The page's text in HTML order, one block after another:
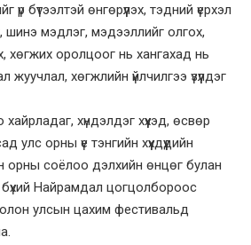
үр бүтээлтэй өнгөрүүлэх, тэдний үерхэл
шинэ мэдлэг, мэдээллийг олгох,
хөгжих оролцоог нь хангахад нь
хөгжлийн үйлчилгээ үзүүлдэг
хүндэлдэг хүүхэд, өсвөр
улс орны үе тэнгийн хүүхдүүдийн
орны соёлоо дэлхийн өнцөг булан
Найрамдал цогцолбороос
улсын цахим фестивальд